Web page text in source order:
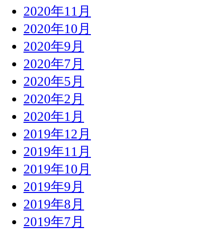
2020年11月
2020年10月
2020年9月
2020年7月
2020年5月
2020年2月
2020年1月
2019年12月
2019年11月
2019年10月
2019年9月
2019年8月
2019年7月